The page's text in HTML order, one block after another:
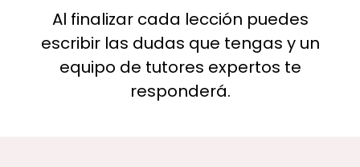
Al finalizar cada lección puedes
escribir las dudas que tengas y un
equipo de tutores expertos te
responderá.